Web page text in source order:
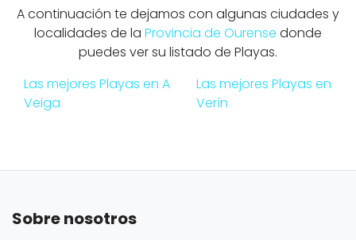
A continuación te dejamos con algunas ciudades y
localidades de la Provincia de Ourense donde
puedes ver su listado de Playas.
Las mejores Playas en A
Veiga
Las mejores Playas en
Verín
Sobre nosotros